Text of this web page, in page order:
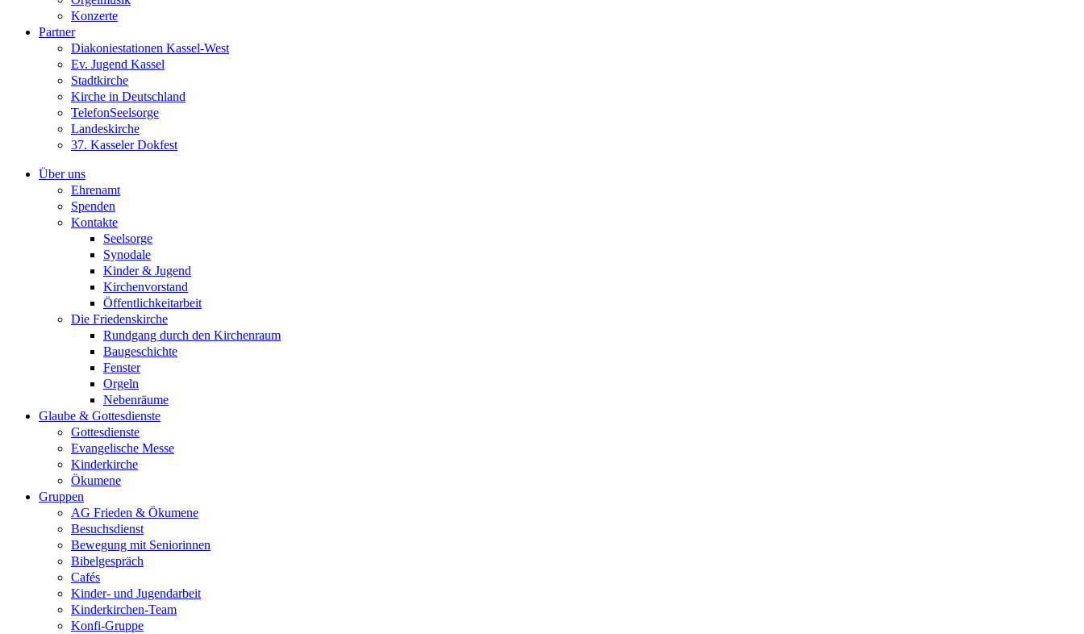
Konzerte
Partner
Diakoniestationen Kassel-West
Ev. Jugend Kassel
Stadtkirche
Kirche in Deutschland
TelefonSeelsorge
Landeskirche
37. Kasseler Dokfest
Über uns
Ehrenamt
Spenden
Kontakte
Seelsorge
Synodale
Kinder & Jugend
Kirchenvorstand
Öffentlichkeitarbeit
Die Friedenskirche
Rundgang durch den Kirchenraum
Baugeschichte
Fenster
Orgeln
Nebenräume
Glaube & Gottesdienste
Gottesdienste
Evangelische Messe
Kinderkirche
Ökumene
Gruppen
AG Frieden & Ökumene
Besuchsdienst
Bewegung mit Seniorinnen
Bibelgespräch
Cafés
Kinder- und Jugendarbeit
Kinderkirchen-Team
Konfi-Gruppe